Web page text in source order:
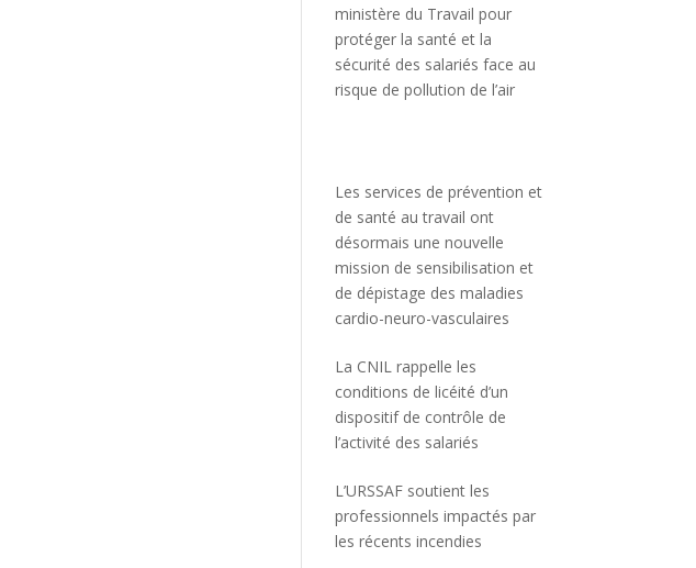
ministère du Travail pour
protéger la santé et la
sécurité des salariés face au
risque de pollution de l’air
Les services de prévention et
de santé au travail ont
désormais une nouvelle
mission de sensibilisation et
de dépistage des maladies
cardio-neuro-vasculaires
La CNIL rappelle les
conditions de licéité d’un
dispositif de contrôle de
l’activité des salariés
L’URSSAF soutient les
professionnels impactés par
les récents incendies